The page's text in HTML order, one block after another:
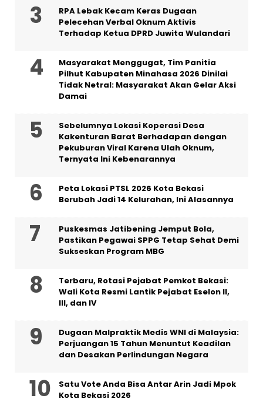
RPA Lebak Kecam Keras Dugaan
Pelecehan Verbal Oknum Aktivis
Terhadap Ketua DPRD Juwita Wulandari
Masyarakat Menggugat, Tim Panitia
Pilhut Kabupaten Minahasa 2026 Dinilai
Tidak Netral: Masyarakat Akan Gelar Aksi
Damai
Sebelumnya Lokasi Koperasi Desa
Kakenturan Barat Berhadapan dengan
Pekuburan Viral Karena Ulah Oknum,
Ternyata Ini Kebenarannya
Peta Lokasi PTSL 2026 Kota Bekasi
Berubah Jadi 14 Kelurahan, Ini Alasannya
Puskesmas Jatibening Jemput Bola,
Pastikan Pegawai SPPG Tetap Sehat Demi
Sukseskan Program MBG
‎Terbaru, Rotasi Pejabat Pemkot Bekasi:
Wali Kota Resmi Lantik Pejabat Eselon II,
III, dan IV ‎
‎Dugaan Malpraktik Medis WNI di Malaysia:
Perjuangan 15 Tahun Menuntut Keadilan
dan Desakan Perlindungan Negara
Satu Vote Anda Bisa Antar Arin Jadi Mpok
Kota Bekasi 2026